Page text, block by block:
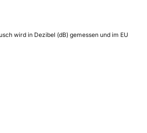
wird in Dezibel (dB) gemessen und im EU